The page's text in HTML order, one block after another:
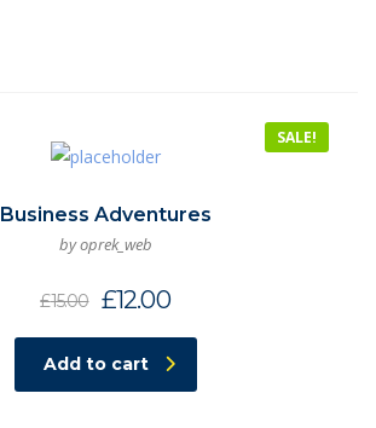
SALE!
Business Adventures
by oprek_web
£15.00 £12.00
Add to cart